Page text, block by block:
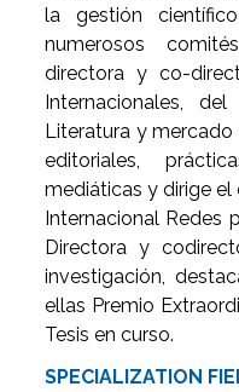
la gestión
numerosos
directora y co-
Internacionales,
Literatura y mercado
editoriales,
mediáticas y dirige el
Internacional Redes
Directora y
investigación,
ellas Premio
Tesis en curso.
SPECIALIZATION